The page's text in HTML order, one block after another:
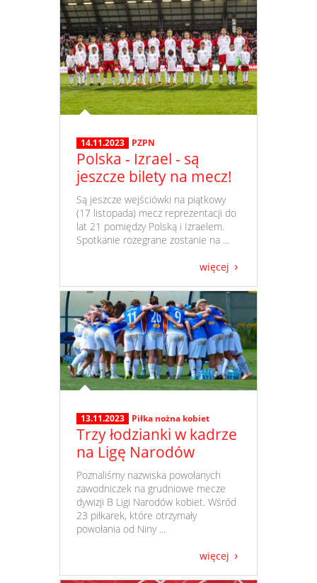
14.11.2023 PZPN
Polska - Izrael - są
jeszcze bilety na mecz!
​ Są jeszcze wejściówki na piątkowy
(17 listopada) mecz reprezentacji do
lat 21 pomiędzy Polską i Izraelem.
Spotkanie rozegrane zostanie na ...
więcej
13.11.2023 Piłka nożna kobiet
Trzy łodzianki w kadrze
na Ligę Narodów
​ Poznaliśmy nazwiska powołanych
zawodniczek na grudniowe mecze
dywizji B Ligi Narodów kobiet. Wśród
23 piłkarek, które otrzymały
powołania od Niny ...
więcej